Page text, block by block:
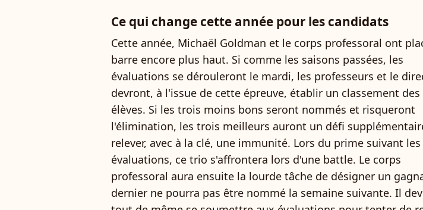
Ce qui change cette année pour les candidats
Cette année, Michaël Goldman et le corps professoral ont
barre encore plus haut. Si comme les saisons passées, les
évaluations se dérouleront le mardi, les professeurs et le
devront, à l'issue de cette épreuve, établir un classement des
élèves. Si les trois moins bons seront nommés et risqueront
l'élimination, les trois meilleurs auront un défi
relever, avec à la clé, une immunité. Lors du prime suivant les
évaluations, ce trio s'affrontera lors d'une battle. Le corps
professoral aura ensuite la lourde tâche de désigner un
dernier ne pourra pas être nommé la semaine suivante. Il